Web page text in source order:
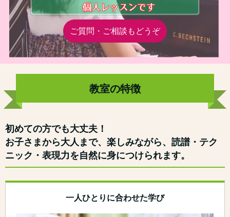
ご質問・ご相談もどうぞ
教室の特徴
初めての方でも大丈夫！
お子さまから大人まで、楽しみながら、読譜・テク
ニック・表現力を自然に身につけられます。
一人ひとりに合わせた学び